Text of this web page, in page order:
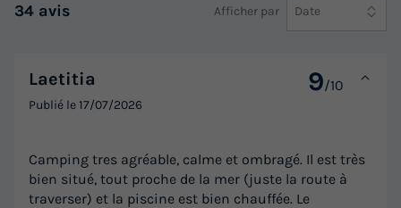
34 avis Afficher par Date
Laetitia 9/10
Publié le17/07/2026
Camping tres agréable, calme et ombragé. Il est très
bien situé, tout proche de la mer (juste la route à
traverser) et la piscine est bien chauffée. Le